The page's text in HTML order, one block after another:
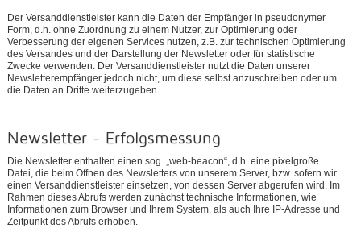
Der Versanddienstleister kann die Daten der Empfänger in pseudonymer
Form, d.h. ohne Zuordnung zu einem Nutzer, zur Optimierung oder
Verbesserung der eigenen Services nutzen, z.B. zur technischen Optimierung
des Versandes und der Darstellung der Newsletter oder für statistische
Zwecke verwenden. Der Versanddienstleister nutzt die Daten unserer
Newsletterempfänger jedoch nicht, um diese selbst anzuschreiben oder um
die Daten an Dritte weiterzugeben.
Newsletter - Erfolgsmessung
Die Newsletter enthalten einen sog. „web-beacon“, d.h. eine pixelgroße
Datei, die beim Öffnen des Newsletters von unserem Server, bzw. sofern wir
einen Versanddienstleister einsetzen, von dessen Server abgerufen wird. Im
Rahmen dieses Abrufs werden zunächst technische Informationen, wie
Informationen zum Browser und Ihrem System, als auch Ihre IP-Adresse und
Zeitpunkt des Abrufs erhoben.